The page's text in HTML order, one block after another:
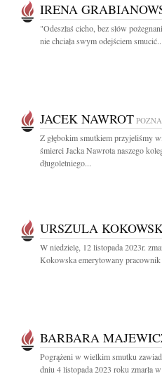
IRENA
"Odeszłaś cicho, bez słów
nie chciała swym odejściem
JACEK NAWROT
Z głębokim smutkiem przyjeliśmy
śmierci Jacka Nawrota naszego
długoletniego...
URSZULA
W niedzielę, 12 listopada 2023r.
Kokowska emerytowany pracownik
BARBARA
Pogrążeni w wielkim smutku
dniu 4 listopada 2023 roku zmarła